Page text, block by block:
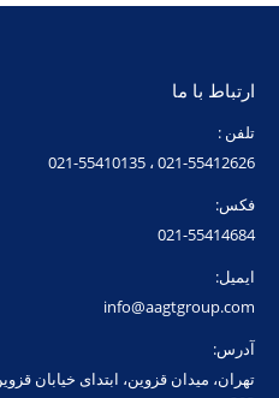
ارتباط با ما
تلفن :
021-55412626 ، 021-55410135
فکس:
021-55414684
ایمیل:
info@aagtgroup.com
آدرس:
تهران، میدان قزوین، ابتدای خیابان